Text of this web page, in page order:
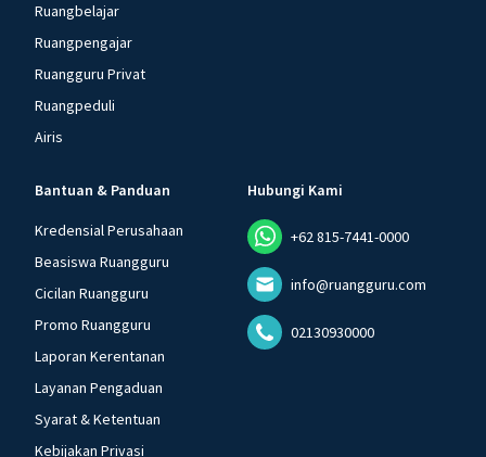
Ruangbelajar
Ruangpengajar
Ruangguru Privat
Ruangpeduli
Airis
Bantuan & Panduan
Kredensial Perusahaan
Beasiswa Ruangguru
Cicilan Ruangguru
Promo Ruangguru
Laporan Kerentanan
Layanan Pengaduan
Syarat & Ketentuan
Kebijakan Privasi
Hubungi Kami
+62 815-7441-0000
info@ruangguru.com
02130930000